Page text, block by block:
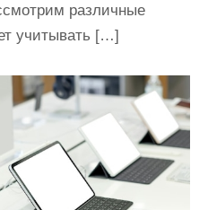
различные
учитывать […]